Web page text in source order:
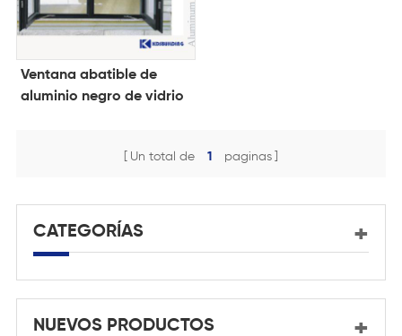
Ventana abatible de
aluminio negro de vidrio
Un total de 1 paginas
CATEGORÍAS
NUEVOS PRODUCTOS